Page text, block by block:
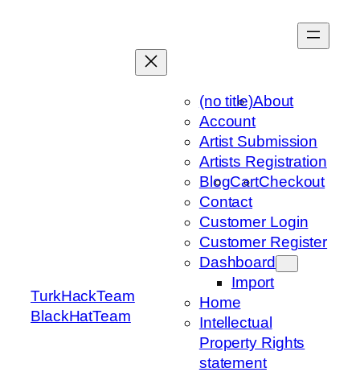
TurkHackTeam
BlackHatTeam
(no title)About
Account
Artist Submission
Artists Registration
BlogCartCheckout
Contact
Customer Login
Customer Register
Dashboard
Import
Home
Intellectual
Property Rights
statement